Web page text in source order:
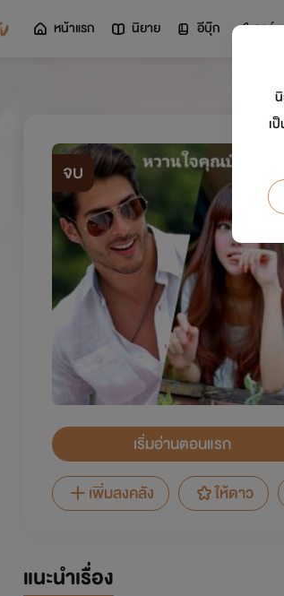
หน้าแรก นิยาย อีบุ๊ก การ์
จบ
เริ่มอ่านตอนแรก
เพิ่มลงคลัง
ให้ดาว
แนะนำเรื่อง
เ